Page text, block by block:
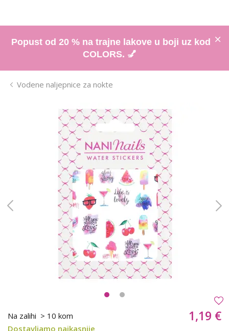
Popust od 20 % na trajne lakove u boji uz kod
COLORS. 💅
Vodene naljepnice za nokte
Na zalihi > 10 kom
Dostavljamo najkasnije
1,19 €